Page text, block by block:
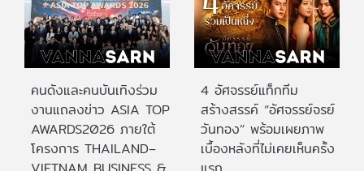
คนดังและคนบันเทิงร่วม
งานแถลงข่าว ASIA TOP
AWARDS2026 ภายใต้
โครงการ THAILAND–
4 อัศจรรย์แท็กทีม
สร้างสรรค์ “อัศจรรย์จรย์
วันทอง” พร้อมเผยภาพ
เบื้องหลังที่ไม่เคยเห็นครั้ง